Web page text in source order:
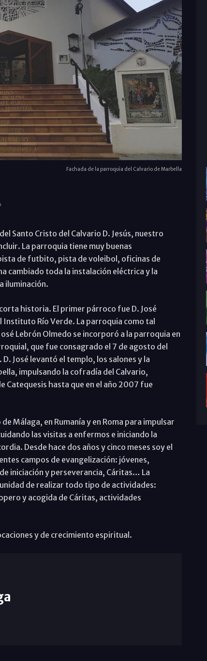
Fachada de la parroquia del Calvario de Marbella
Santo Cristo del Calvario D. Jesús, nuestro
La parroquia tiene muy buenas
de futbito, pista de voleibol, oficinas de
cambiado toda la instalación eléctrica y la
iluminación.
historia. El primer párroco fue D. José
Instituto Río Verde. La parroquia como tal
Lebrón Olmedo se incorporó a la parroquia en
que fue consagrado el 7 de agosto del
José levantó el templo, los salones y la
impulsando la cofradía del Calvario,
Catequesis hasta que en el año 2007 fue
Málaga, en Rumanía y en Roma para impulsar
las visitas a enfermos e iniciando la
Desde hace dos años y cinco meses soy el
campos de evangelización: jóvenes,
iniciación y perseverancia, Cáritas… La
de realizar todo tipo de actividades:
y acogida de Cáritas, actividades
y de crecimiento espiritual.